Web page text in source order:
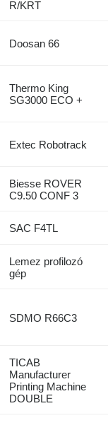
R/KRT
Doosan 66
Thermo King
SG3000 ECO +
Extec Robotrack
Biesse ROVER
C9.50 CONF 3
SAC F4TL
Lemez profilozó
gép
SDMO R66C3
TICAB
Manufacturer
Printing Machine
DOUBLE